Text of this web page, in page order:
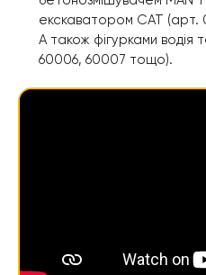
екскаватором CAT (арт.
А також фігурками водія
60006, 60007 тощо).